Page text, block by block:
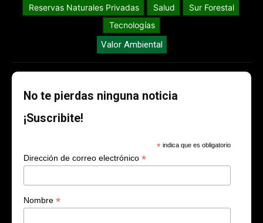
Reservas Naturales Privadas
Salud
Sur Forestal
Tecnologías
Valor Ambiental
No te pierdas ninguna noticia
¡Suscribite!
* indica que es obligatorio
Dirección de correo electrónico *
Nombre *